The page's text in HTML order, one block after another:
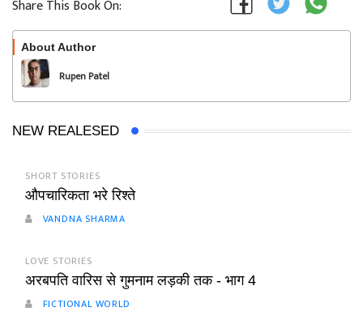
Share This Book On:
About Author
Rupen Patel
NEW REALESED
SHORT STORIES
औपचारिकता भरे रिश्ते
VANDNA SHARMA
LOVE STORIES
अरबपति वारिस से गुमनाम लड़की तक - भाग 4
FICTIONAL WORLD